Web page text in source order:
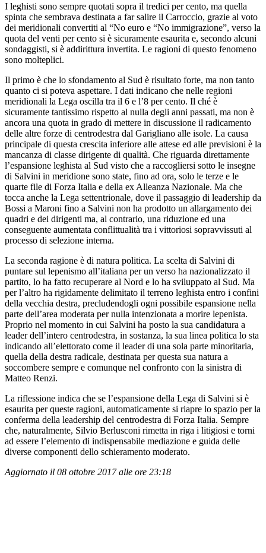
I leghisti sono sempre quotati sopra il tredici per cento, ma quella
spinta che sembrava destinata a far salire il Carroccio, grazie al voto
dei meridionali convertiti al “No euro e “No immigrazione”, verso la
quota del venti per cento si è sicuramente esaurita e, secondo alcuni
sondaggisti, si è addirittura invertita. Le ragioni di questo fenomeno
sono molteplici.
Il primo è che lo sfondamento al Sud è risultato forte, ma non tanto
quanto ci si poteva aspettare. I dati indicano che nelle regioni
meridionali la Lega oscilla tra il 6 e l’8 per cento. Il ché è
sicuramente tantissimo rispetto al nulla degli anni passati, ma non è
ancora una quota in grado di mettere in discussione il radicamento
delle altre forze di centrodestra dal Garigliano alle isole. La causa
principale di questa crescita inferiore alle attese ed alle previsioni è la
mancanza di classe dirigente di qualità. Che riguarda direttamente
l’espansione leghista al Sud visto che a raccogliersi sotto le insegne
di Salvini in meridione sono state, fino ad ora, solo le terze e le
quarte file di Forza Italia e della ex Alleanza Nazionale. Ma che
tocca anche la Lega settentrionale, dove il passaggio di leadership da
Bossi a Maroni fino a Salvini non ha prodotto un allargamento dei
quadri e dei dirigenti ma, al contrario, una riduzione ed una
conseguente aumentata conflittualità tra i vittoriosi sopravvissuti al
processo di selezione interna.
La seconda ragione è di natura politica. La scelta di Salvini di
puntare sul lepenismo all’italiana per un verso ha nazionalizzato il
partito, lo ha fatto recuperare al Nord e lo ha sviluppato al Sud. Ma
per l’altro ha rigidamente delimitato il terreno leghista entro i confini
della vecchia destra, precludendogli ogni possibile espansione nella
parte dell’area moderata per nulla intenzionata a morire lepenista.
Proprio nel momento in cui Salvini ha posto la sua candidatura a
leader dell’intero centrodestra, in sostanza, la sua linea politica lo sta
indicando all’elettorato come il leader di una sola parte minoritaria,
quella della destra radicale, destinata per questa sua natura a
soccombere sempre e comunque nel confronto con la sinistra di
Matteo Renzi.
La riflessione indica che se l’espansione della Lega di Salvini si è
esaurita per queste ragioni, automaticamente si riapre lo spazio per la
conferma della leadership del centrodestra di Forza Italia. Sempre
che, naturalmente, Silvio Berlusconi rimetta in riga i litigiosi e torni
ad essere l’elemento di indispensabile mediazione e guida delle
diverse componenti dello schieramento moderato.
Aggiornato il 08 ottobre 2017 alle ore 23:18